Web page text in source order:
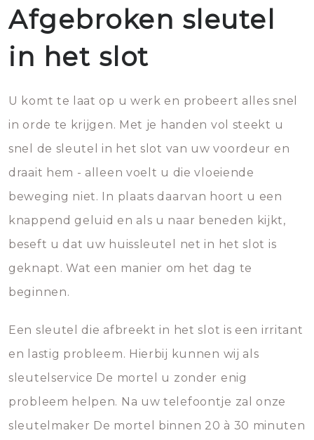
Afgebroken sleutel
in het slot
U komt te laat op u werk en probeert alles snel
in orde te krijgen. Met je handen vol steekt u
snel de sleutel in het slot van uw voordeur en
draait hem - alleen voelt u die vloeiende
beweging niet. In plaats daarvan hoort u een
knappend geluid en als u naar beneden kijkt,
beseft u dat uw huissleutel net in het slot is
geknapt. Wat een manier om het dag te
beginnen.
Een sleutel die afbreekt in het slot is een irritant
en lastig probleem. Hierbij kunnen wij als
sleutelservice De mortel u zonder enig
probleem helpen. Na uw telefoontje zal onze
sleutelmaker De mortel binnen 20 à 30 minuten